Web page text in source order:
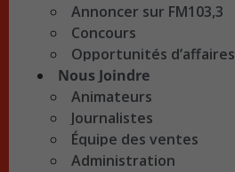
Annoncer sur FM103,3
Concours
Opportunités d’affaires
Nous Joindre
Animateurs
Journalistes
Équipe des ventes
Administration